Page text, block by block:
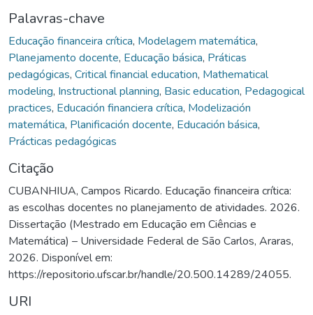
Palavras-chave
Educação financeira crítica, Modelagem matemática,
Planejamento docente, Educação básica, Práticas
pedagógicas, Critical financial education, Mathematical
modeling, Instructional planning, Basic education, Pedagogical
practices, Educación financiera crítica, Modelización
matemática, Planificación docente, Educación básica,
Prácticas pedagógicas
Citação
CUBANHIUA, Campos Ricardo. Educação financeira crítica:
as escolhas docentes no planejamento de atividades. 2026.
Dissertação (Mestrado em Educação em Ciências e
Matemática) – Universidade Federal de São Carlos, Araras,
2026. Disponível em:
https://repositorio.ufscar.br/handle/20.500.14289/24055.
URI